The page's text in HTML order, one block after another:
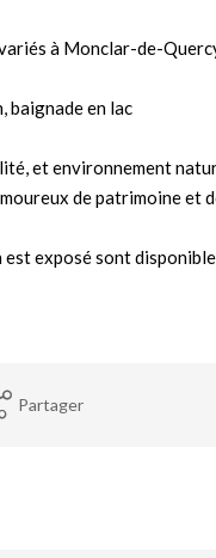
à Monclar-de-
baignade en lac
et environnement
de patrimoine et
exposé sont
Partager